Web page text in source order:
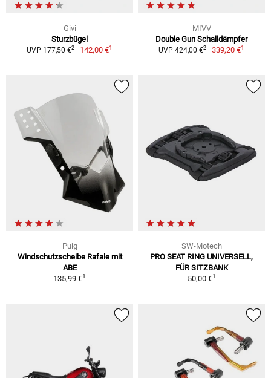
Givi
Sturzbügel
UVP 177,50 €2 142,00 €1
MIVV
Double Gun Schalldämpfer
UVP 424,00 €2 339,20 €1
Puig
Windschutzscheibe Rafale mit
ABE
135,99 €1
SW-Motech
PRO SEAT RING UNIVERSELL,
FÜR SITZBANK
50,00 €1